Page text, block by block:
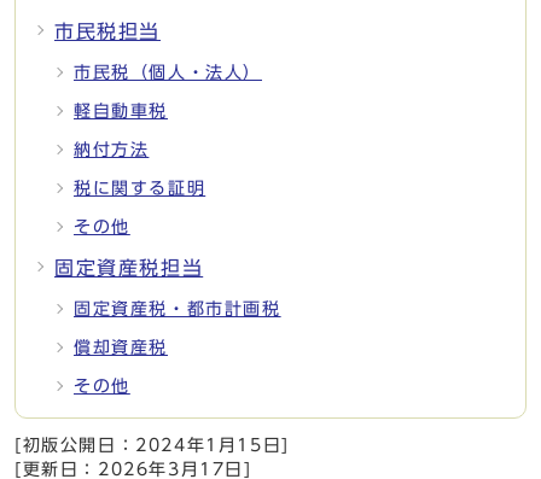
市民税担当
市民税（個人・法人）
軽自動車税
納付方法
税に関する証明
その他
固定資産税担当
固定資産税・都市計画税
償却資産税
その他
[初版公開日： 2024年1月15日
[更新日： 2026年3月17日